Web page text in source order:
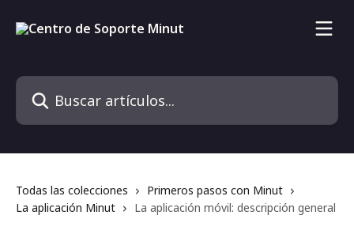
Buscar artículos...
Todas las colecciones
Primeros pasos con Minut
La aplicación Minut
La aplicación móvil: descripción general